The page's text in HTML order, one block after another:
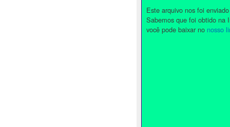
Este arquivo nos foi
Sabemos que foi obtido na
você pode baixar no nosso